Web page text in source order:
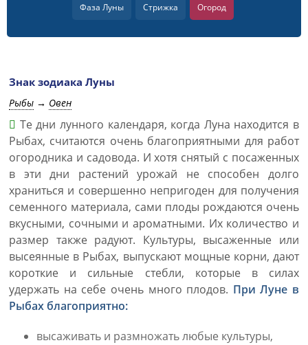
Фаза Луны Стрижка Огород
Знак зодиака Луны
Рыбы → Овен
Те дни лунного календаря, когда Луна находится в
Рыбах, считаются очень благоприятными для работ
огородника и садовода. И хотя снятый с посаженных
в эти дни растений урожай не способен долго
храниться и совершенно непригоден для получения
семенного материала, сами плоды рождаются очень
вкусными, сочными и ароматными. Их количество и
размер также радуют. Культуры, высаженные или
высеянные в Рыбах, выпускают мощные корни, дают
короткие и сильные стебли, которые в силах
удержать на себе очень много плодов. При Луне в
Рыбах благоприятно:
высаживать и размножать любые культуры,